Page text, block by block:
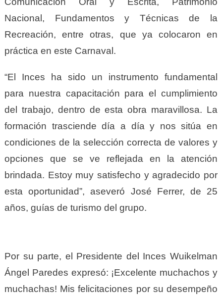
Nacional, Fundamentos y Técnicas de la
Recreación, entre otras, que ya colocaron en
práctica en este Carnaval.
“El Inces ha sido un instrumento fundamental
para nuestra capacitación para el cumplimiento
del trabajo, dentro de esta obra maravillosa. La
formación trasciende día a día y nos sitúa en
condiciones de la selección correcta de valores y
opciones que se ve reflejada en la atención
brindada. Estoy muy satisfecho y agradecido por
esta oportunidad”, aseveró José Ferrer, de 25
años, guías de turismo del grupo.
Por su parte, el Presidente del Inces Wuikelman
Ángel Paredes expresó: ¡Excelente muchachos y
muchachas! Mis felicitaciones por su desempeño